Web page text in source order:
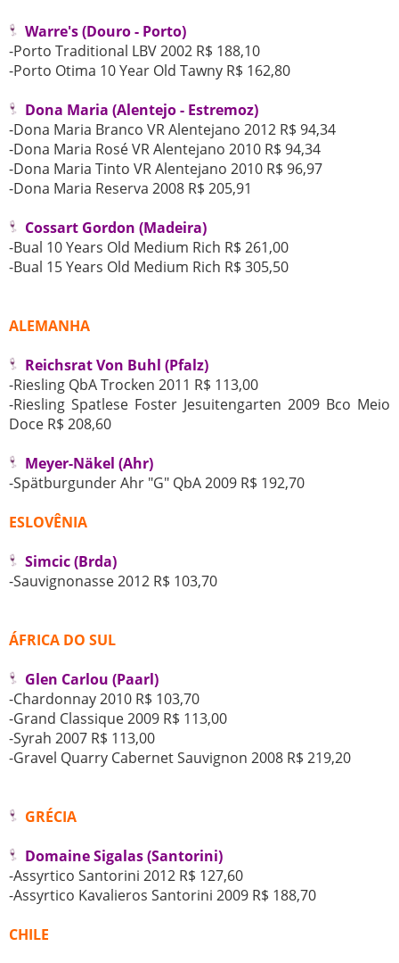
Warre's (Douro - Porto)
-Porto Traditional LBV 2002 R$ 188,10
-Porto Otima 10 Year Old Tawny R$ 162,80
Dona Maria (Alentejo - Estremoz)
-Dona Maria Branco VR Alentejano 2012 R$ 94,34
-Dona Maria Rosé VR Alentejano 2010 R$ 94,34
-Dona Maria Tinto VR Alentejano 2010 R$ 96,97
-Dona Maria Reserva 2008 R$ 205,91
Cossart Gordon (Madeira)
-Bual 10 Years Old Medium Rich R$ 261,00
-Bual 15 Years Old Medium Rich R$ 305,50
ALEMANHA
Reichsrat Von Buhl (Pfalz)
-Riesling QbA Trocken 2011 R$ 113,00
-Riesling Spatlese Foster Jesuitengarten 2009 Bco Meio
Doce R$ 208,60
Meyer-Näkel (Ahr)
-Spätburgunder Ahr "G" QbA 2009 R$ 192,70
ESLOVÊNIA
Simcic (Brda)
-Sauvignonasse 2012 R$ 103,70
ÁFRICA DO SUL
Glen Carlou (Paarl)
-Chardonnay 2010 R$ 103,70
-Grand Classique 2009 R$ 113,00
-Syrah 2007 R$ 113,00
-Gravel Quarry Cabernet Sauvignon 2008 R$ 219,20
GRÉCIA
Domaine Sigalas (Santorini)
-Assyrtico Santorini 2012 R$ 127,60
-Assyrtico Kavalieros Santorini 2009 R$ 188,70
CHILE